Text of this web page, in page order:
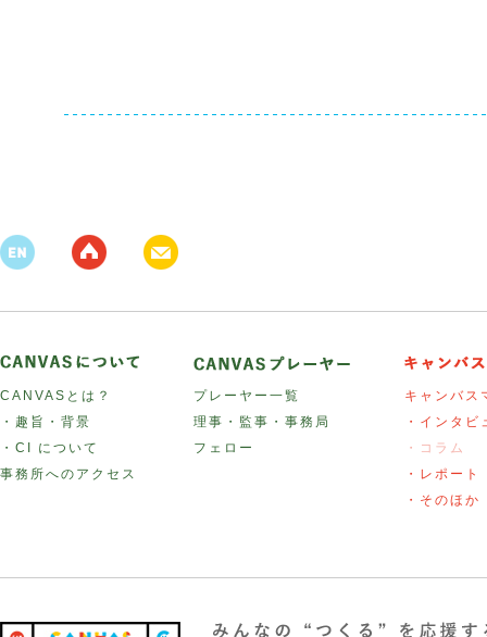
CANVASとは？
・趣旨・背景
・CI について
事務所へのアクセス
プレーヤー一覧
理事・監事・事務局
フェロー
キャンバス
・インタビ
・コラム
・レポート
・そのほか